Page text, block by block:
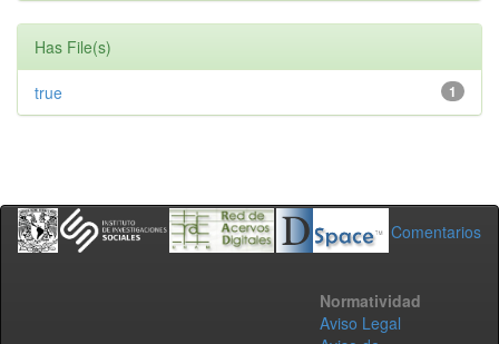
Has File(s)
1
true
Comentarios
Normatividad
Aviso Legal